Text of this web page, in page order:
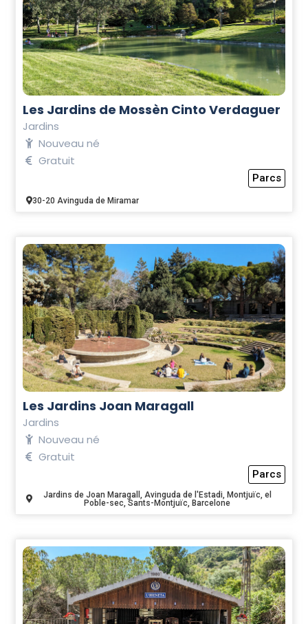
Les Jardins de Mossèn Cinto Verdaguer
Jardins
Nouveau né
Gratuit
Parcs
30-20 Avinguda de Miramar
Les Jardins Joan Maragall
Jardins
Nouveau né
Gratuit
Parcs
Jardins de Joan Maragall, Avinguda de l'Estadi, Montjuïc, el
Poble-sec, Sants-Montjuïc, Barcelone